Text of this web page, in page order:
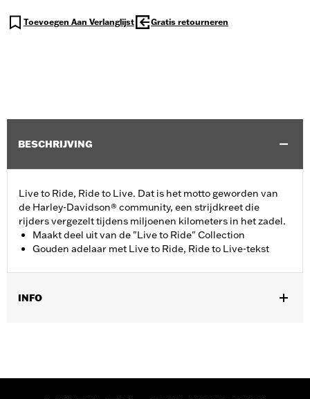
Toevoegen Aan Verlanglijst Gratis retourneren
BESCHRIJVING
Live to Ride, Ride to Live. Dat is het motto geworden van
de Harley-Davidson® community, een strijdkreet die
rijders vergezelt tijdens miljoenen kilometers in het zadel.
Maakt deel uit van de "Live to Ride" Collection
Gouden adelaar met Live to Ride, Ride to Live-tekst
INFO
In de doos:Koppelingsdeksel en verchroomd roestvrijstalen